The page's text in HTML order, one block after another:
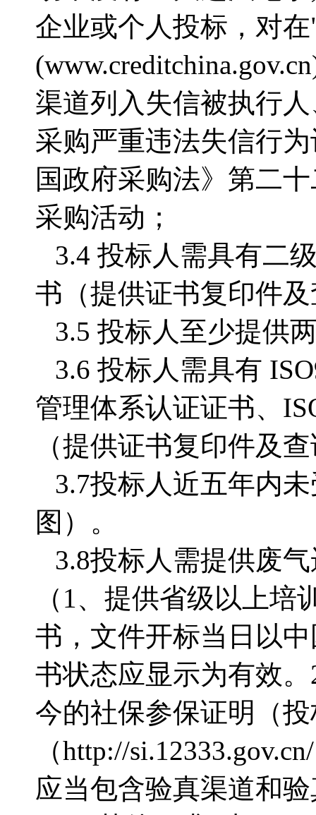
企业或个人投标，对
渠道列入失信被执行
采购严重违法失信行
国政府采购法》第二
采购活动；
3.4 投标人需具有二
书（提供证书复印件
3.5 投标人至少提供
3.6 投标人需具有
管理体系认证证书、
（提供证书复印件及
3.7投标人近五年内
图）。
3.8投标人需提供废
（1、提供省级以上
书，文件开标当日以
书状态应显示为有效
今的社保参保证明（
（http://
应当包含验真渠道和